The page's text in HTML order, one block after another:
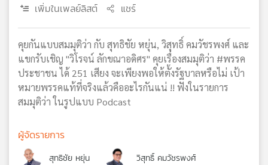
เครือ เพิ่มในเพลย์ลิสต์ แชร์
คุยกันแบบสมมุติว่า กับ สุทธิชัย หยุ่น, วิสุทธิ์ คมวัชรพงศ์ และ
แขกรับเชิญ "วิโรจน์ ลักขณาอดิศร" คุยเรื่องสมมุติว่า #พรรค
ประชาชน ได้ 251 เสียง จะเพียงพอให้ตั้งรัฐบาลหรือไม่ เป้า
หมายพรรคแท้ที่จริงแล้วคืออะไรกันแน่ !! ฟังในรายการ
สมมุติว่า ในรูปแบบ Podcast
ผู้จัดรายการ
สุทธิชัย หยุ่น วิสุทธิ์ คมวัชรพงศ์